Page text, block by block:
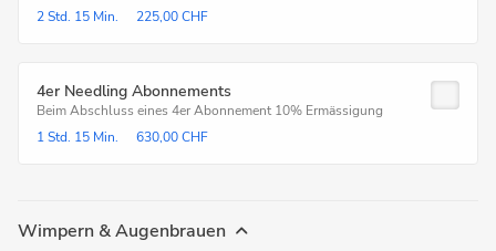
2 Std. 15 Min. 225,00 CHF
4er Needling Abonnements
Beim Abschluss eines 4er Abonnement 10% Ermässigung
1 Std. 15 Min. 630,00 CHF
Wimpern & Augenbrauen